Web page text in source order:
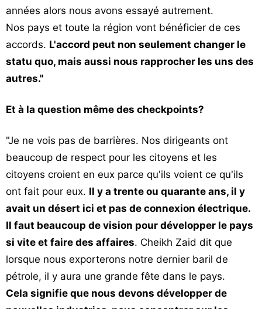
années alors nous avons essayé autrement.
Nos pays et toute la région vont bénéficier de ces
accords. L'accord peut non seulement changer le
statu quo, mais aussi nous rapprocher les uns des
autres."
Et à la question même des checkpoints?
"Je ne vois pas de barrières. Nos dirigeants ont
beaucoup de respect pour les citoyens et les
citoyens croient en eux parce qu'ils voient ce qu'ils
ont fait pour eux. Il y a trente ou quarante ans, il y
avait un désert ici et pas de connexion électrique.
Il faut beaucoup de vision pour développer le pays
si vite et faire des affaires. Cheikh Zaid dit que
lorsque nous exporterons notre dernier baril de
pétrole, il y aura une grande fête dans le pays.
Cela signifie que nous devons développer de